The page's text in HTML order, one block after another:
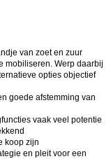
van zoet en zuur
mobiliseren. Werp daarbij
opties objectief
goede afstemming van
vaak veel potentie
koop zijn
en pleit voor een